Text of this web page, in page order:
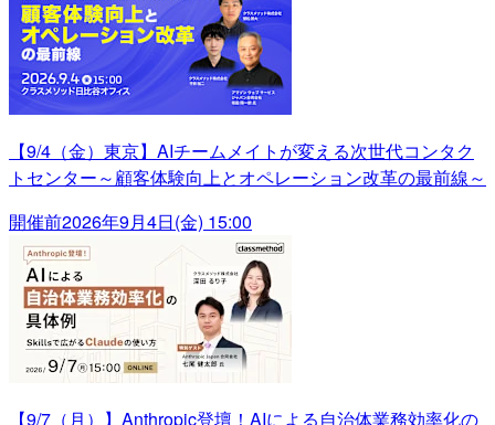
【9/4（金）東京】AIチームメイトが変える次世代コンタク
トセンター～顧客体験向上とオペレーション改革の最前線～
開催前2026年9月4日(金) 15:00
【9/7（月）】Anthropic登壇！AIによる自治体業務効率化の